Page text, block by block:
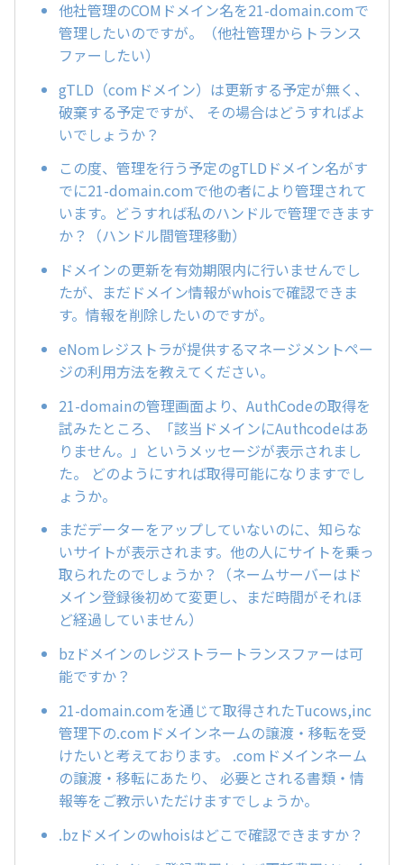
他社管理のCOMドメイン名を21-domain.comで
管理したいのですが。（他社管理からトランス
ファーしたい）
gTLD（comドメイン）は更新する予定が無く、
破棄する予定ですが、 その場合はどうすればよ
いでしょうか？
この度、管理を行う予定のgTLDドメイン名がす
でに21-domain.comで他の者により管理されて
います。どうすれば私のハンドルで管理できます
か？（ハンドル間管理移動）
ドメインの更新を有効期限内に行いませんでし
たが、まだドメイン情報がwhoisで確認できま
す。情報を削除したいのですが。
eNomレジストラが提供するマネージメントペー
ジの利用方法を教えてください。
21-domainの管理画面より、AuthCodeの取得を
試みたところ、「該当ドメインにAuthcodeはあ
りません。」というメッセージが表示されまし
た。 どのようにすれば取得可能になりますでし
ょうか。
まだデーターをアップしていないのに、知らな
いサイトが表示されます。他の人にサイトを乗っ
取られたのでしょうか？（ネームサーバーはド
メイン登録後初めて変更し、まだ時間がそれほ
ど経過していません）
bzドメインのレジストラートランスファーは可
能ですか？
21-domain.comを通じて取得されたTucows,inc
管理下の.comドメインネームの譲渡・移転を受
けたいと考えております。 .comドメインネーム
の譲渡・移転にあたり、 必要とされる書類・情
報等をご教示いただけますでしょうか。
.bzドメインのwhoisはどこで確認できますか？